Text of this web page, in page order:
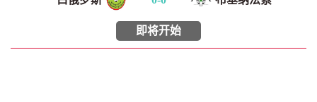
即将开始